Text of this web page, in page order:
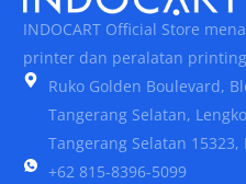
INDOCART Official Store
printer dan peralatan
Ruko Golden Boulevard,
Tangerang Selatan,
Tangerang Selatan 15323,
+62 815-8396-5099